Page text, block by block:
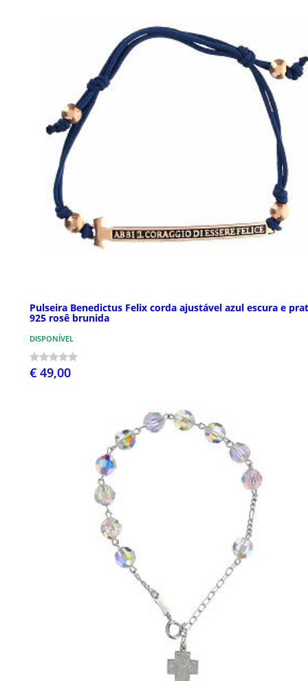
Pulseira Benedictus Felix corda ajustável azul escura e
925 rosê brunida
DISPONÍVEL
€ 49,00